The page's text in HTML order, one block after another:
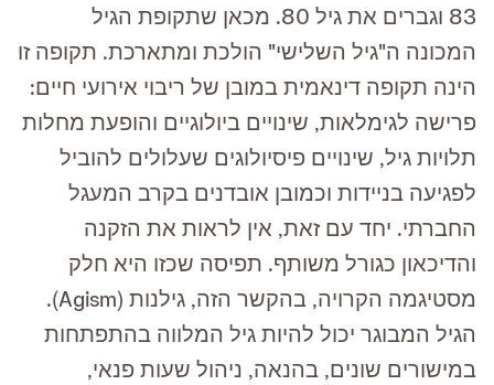
83 וגברים את גיל 80. מכאן שתקופת הגיל
המכונה ה"גיל השלישי" הולכת ומתארכת. תקופה זו
הינה תקופה דינאמית במובן של ריבוי אירועי חיים:
פרישה לגימלאות, שינויים ביולוגיים והופעת מחלות
תלויות גיל, שינויים פיסיולוגים שעלולים להוביל
לפגיעה בניידות וכמובן אובדנים בקרב המעגל
החברתי. יחד עם זאת, אין לראות את הזקנה
והדיכאון כגורל משותף. תפיסה שכזו היא חלק
מסטיגמה הקרויה, בהקשר הזה, גילנות (Agism).
הגיל המבוגר יכול להיות גיל המלווה בהתפתחות
במישורים שונים, בהנאה, ניהול שעות פנאי,